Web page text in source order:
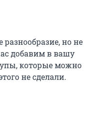
разнообразие, но не
добавим в вашу
которые можно
не сделали.